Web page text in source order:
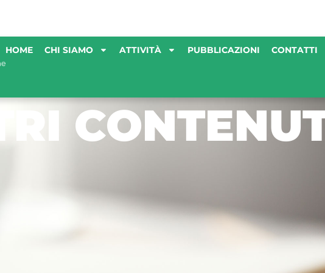
HOME CHI SIAMO ATTIVITÀ PUBBLICAZIONI CONTATTI